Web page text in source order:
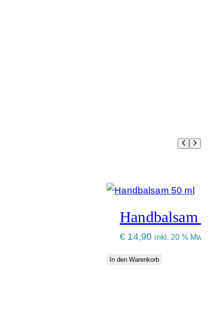
Handbalsam
€ 14,90 inkl. 20 % MwSt.
In den Warenkorb